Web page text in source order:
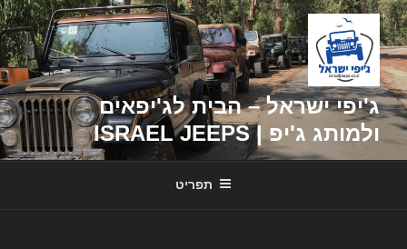
דילוג
לתוכן
ג'יפי ישראל – הבית לג'יפאים
ולמותג ג'יפ | ISRAEL JEEPS
תפריט